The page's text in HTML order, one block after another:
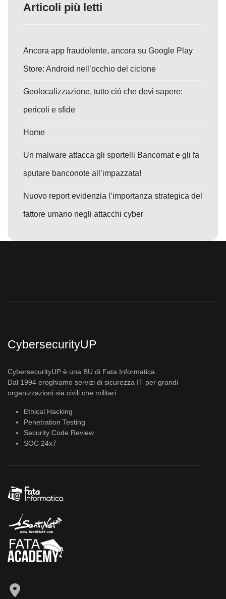
Articoli più letti
Ancora app fraudolente, ancora su Google Play
Store: Android nell’occhio del ciclone
Geolocalizzazione, tutto ciò che devi sapere:
pericoli e sfide
Home
Un malware attacca gli sportelli Bancomat e gli fa
sputare banconote all’impazzata!
Nuovo report evidenzia l’importanza strategica del
fattore umano negli attacchi cyber
CybersecurityUP
CybersecurityUP è una BU di Fata Informatica.
Dal 1994 eroghiamo servizi di sicurezza IT per grandi
organizzazioni sia civili che militari.
Ethical Hacking
Penetration Testing
Security Code Review
SOC 24x7